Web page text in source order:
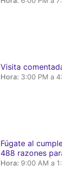
Visita
Hora: 3:00 PM a
Fúgate al
488 razones
Hora: 9:00 AM a